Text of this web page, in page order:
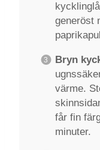
generöst
Bryn
värme.
får fin
minuter.